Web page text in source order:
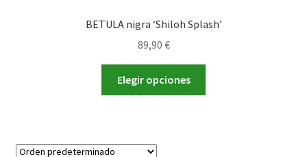
BETULA nigra ‘Shiloh Splash’
89,90 €
Elegir opciones